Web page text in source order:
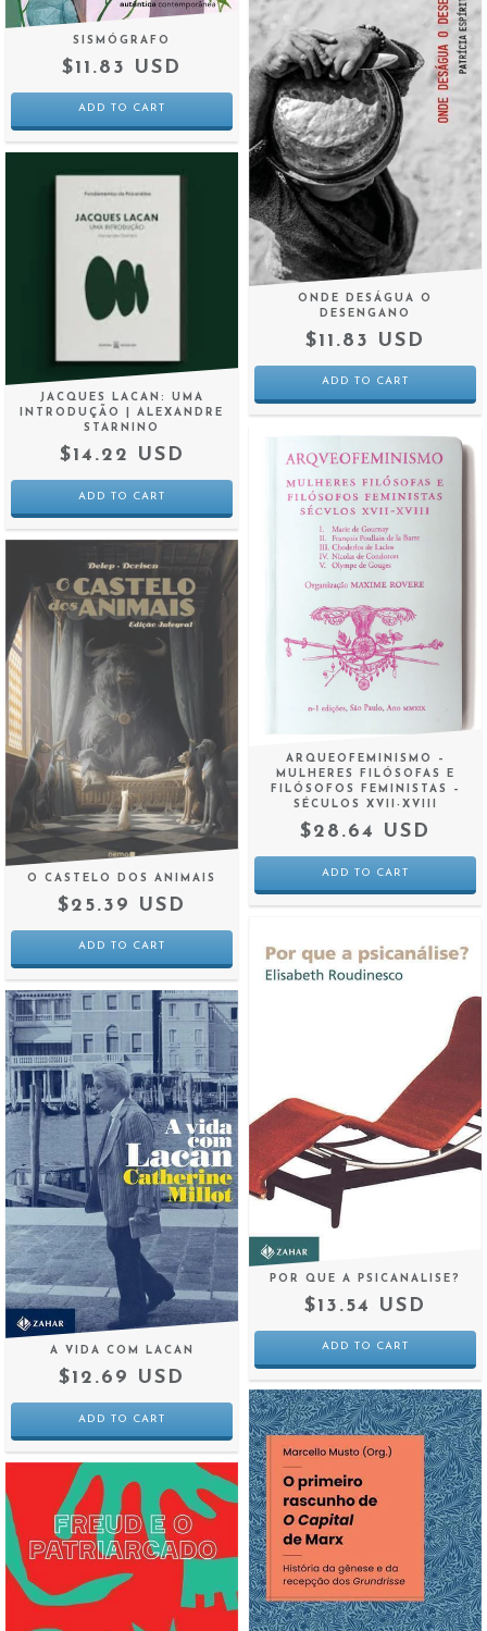
SISMÓGRAFO
$11.83 USD
JACQUES LACAN: UMA
INTRODUÇÃO | ALEXANDRE
STARNINO
$14.22 USD
ONDE DESÁGUA O
DESENGANO
$11.83 USD
O CASTELO DOS ANIMAIS
$25.39 USD
ARQUEOFEMINISMO –
MULHERES FILÓSOFAS E
FILÓSOFOS FEMINISTAS –
SÉCULOS XVII-XVIII
$28.64 USD
A VIDA COM LACAN
$12.69 USD
POR QUE A PSICANALISE?
$13.54 USD